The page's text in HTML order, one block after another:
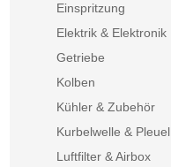
Einspritzung
Elektrik & Elektronik
Getriebe
Kolben
Kühler & Zubehör
Kurbelwelle & Pleuel
Luftfilter & Airbox